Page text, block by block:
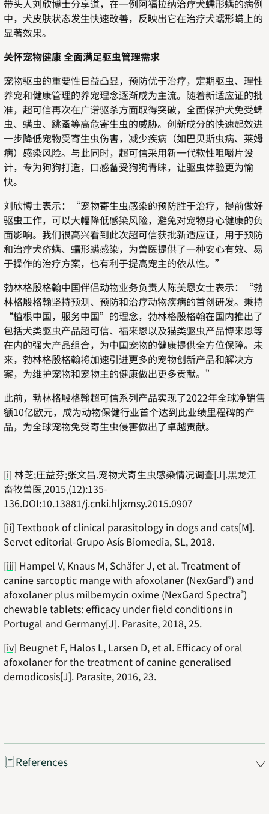
带头人刘欣博士分享道，在一例阿福拉纳治疗犬蠕形螨的病例
中，犬皮肤状态发生快速改善，反映出它在治疗犬蠕形螨上的
显著效果。
关怀宠物健康 全面满足驱虫管理需求
宠物驱虫的重要性日益凸显，预防优于治疗，定期驱虫、理性
养宠和健康管理的养宠理念逐渐成为主流。随着新适应证的批
准，超可信再次在广谱驱杀方面取得突破，全面保护犬免受蜱
虫、螨虫、跳蚤等高危寄生虫的威胁。创新成分的快速起效进
一步降低宠物受寄生虫伤害，减少疾病（如巴贝斯虫病、莱姆
病）感染风险。与此同时，超可信采用新一代软性咀嚼片设
计，专为狗狗打造，口感备受狗狗青睐，让驱虫体验更为愉
快。
刘欣博士表示：“宠物寄生虫感染的预防胜于治疗，提前做好
驱虫工作，可以大幅降低感染风险，避免对宠物身心健康的负
面影响。我们很高兴看到此次超可信获批新适应证，用于预防
和治疗犬疥螨、蠕形螨感染，为兽医提供了一种安心有效、易
于操作的治疗方案，也有利于提高宠主的依从性。”
勃林格殷格翰中国伴侣动物业务负责人陈美恩女士表示：“勃
林格殷格翰坚持预测、预防和治疗动物疾病的首创研发。秉持
“植根中国，服务中国”的理念，勃林格殷格翰在国内推出了
包括犬类驱虫产品超可信、福来恩以及猫类驱虫产品博来恩等
在内的强大产品组合，为中国宠物的健康提供全方位保障。未
来，勃林格殷格翰将加速引进更多的宠物创新产品和解决方
案，为维护宠物和宠物主的健康做出更多贡献。”
此前，勃林格殷格翰超可信系列产品实现了2022年全球净销售
额10亿欧元，成为动物保健行业首个达到此业绩里程碑的产
品，为全球宠物免受寄生虫侵害做出了卓越贡献。
[i] 林芝;庄益芬;张文昌.宠物犬寄生虫感染情况调查[J].黑龙江
畜牧兽医,2015,(12):135-
136.DOI:10.13881/j.cnki.hljxmsy.2015.0907
[ii] Textbook of clinical parasitology in dogs and cats[M].
Servet editorial-Grupo Asís Biomedia, SL, 2018.
[iii] Hampel V, Knaus M, Schäfer J, et al.Treatment of
canine sarcoptic mange with afoxolaner (NexGard®) and
afoxolaner plus milbemycin oxime (NexGard Spectra®)
chewable tablets: efficacy under field conditions in
Portugal and Germany[J]. Parasite, 2018, 25.
[iv] Beugnet F, Halos L, Larsen D, et al. Efficacy of oral
afoxolaner for the treatment of canine generalised
demodicosis[J]. Parasite, 2016, 23.
References